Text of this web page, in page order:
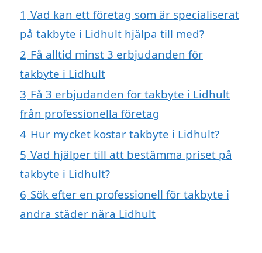
1 Vad kan ett företag som är specialiserat
på takbyte i Lidhult hjälpa till med?
2 Få alltid minst 3 erbjudanden för
takbyte i Lidhult
3 Få 3 erbjudanden för takbyte i Lidhult
från professionella företag
4 Hur mycket kostar takbyte i Lidhult?
5 Vad hjälper till att bestämma priset på
takbyte i Lidhult?
6 Sök efter en professionell för takbyte i
andra städer nära Lidhult